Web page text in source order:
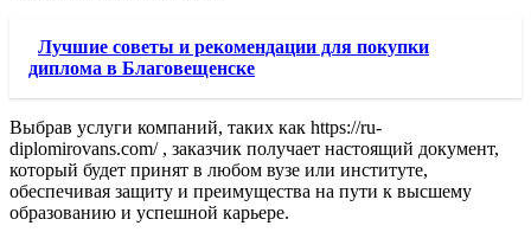
Лучшие советы и рекомендации для покупки
диплома в Благовещенске
Выбрав услуги компаний, таких как https://ru-
diplomirovans.com/ , заказчик получает настоящий документ,
который будет принят в любом вузе или институте,
обеспечивая защиту и преимущества на пути к высшему
образованию и успешной карьере.